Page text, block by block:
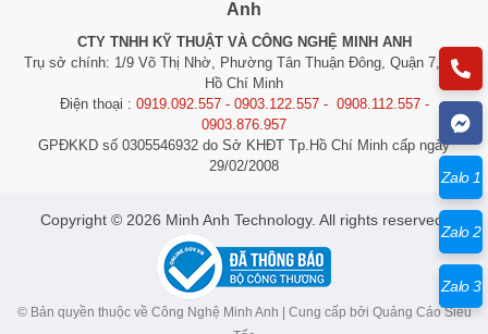
Anh
CTY TNHH KỸ THUẬT VÀ CÔNG NGHỆ MINH ANH
Trụ sở chính: 1/9 Võ Thị Nhờ, Phường Tân Thuận Đông, Quận 7, TP.
Hồ Chí Minh
Điện thoại : 0919.092.557 - 0903.122.557 - 0908.112.557 -
0903.876.957
GPĐKKD số 0305546932 do Sở KHĐT Tp.Hồ Chí Minh cấp ngày
29/02/2008
​​​​​​Copyright © 2026 Minh Anh Technology. All rights reserved.
© Bản quyền thuộc về Công Nghệ Minh Anh | Cung cấp bởi Quảng Cáo Siêu
Zalo 1
Zalo 2
Zalo 3